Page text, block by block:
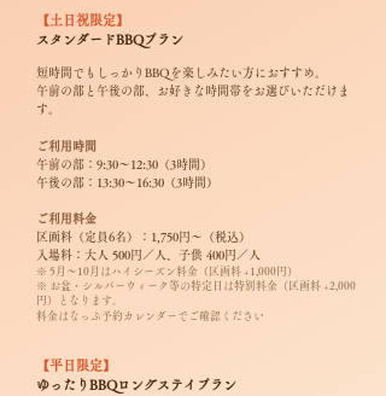
【土日祝限定】
スタンダードBBQプラン
短時間でもしっかりBBQを楽しみたい方におすすめ。
午前の部と午後の部、お好きな時間帯をお選びいただけま
す。
ご利用時間
午前の部：9:30〜12:30（3時間）
午後の部：13:30〜16:30（3時間）
ご利用料金
区画料（定員6名）：1,750円〜（税込）
入場料：大人 500円／人、子供 400円／人
※ 5月〜10月はハイシーズン料金（区画料 +1,000円）
※ お盆・シルバーウィーク等の特定日は特別料金（区画料 +2,000
円）となります。
料金はなっぷ予約カレンダーでご確認ください
【平日限定】
ゆったりBBQロングステイプラン